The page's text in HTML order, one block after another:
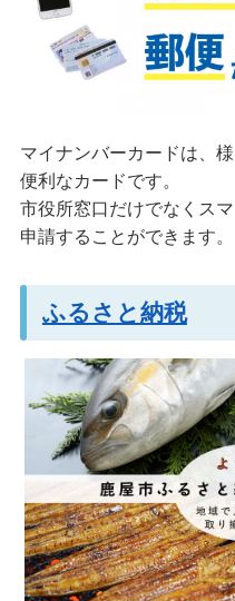
マイナンバーカードは、
便利なカードです。
市役所窓口だけでなくス
申請することができます。
ふるさと納税